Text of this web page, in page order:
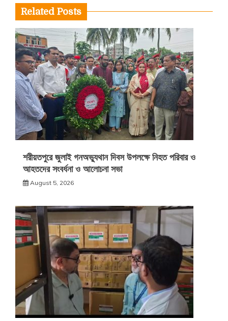
Related Posts
শরীয়তপুরে জুলাই গনঅভ্যুথান দিবস উপলক্ষে নিহত পরিবার ও
আহতদের সংবর্ধনা ও আলোচনা সভা
August 5, 2026